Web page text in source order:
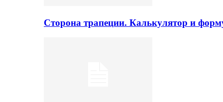
Сторона трапеции. Калькулятор и